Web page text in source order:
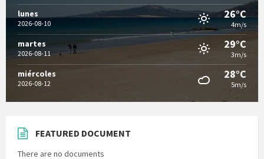
lunes
2026-08-10
26°C
4m/s
martes
2026-08-11
29°C
3m/s
miércoles
2026-08-12
28°C
5m/s
FEATURED DOCUMENT
There are no documents